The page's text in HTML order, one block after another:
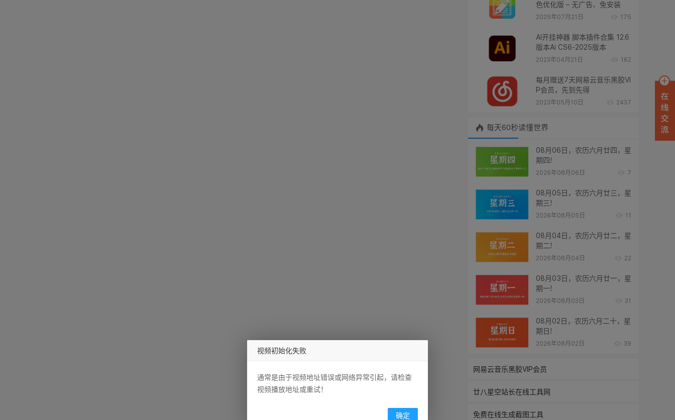
色优化版 – 无广告、免安装
2025年07月21日 175
AI开挂神器 脚本插件合集 12.6
版本Ai CS6-2025版本
2023年04月21日 162
每月赠送7天网易云音乐黑胶VI
P会员，先到先得
2023年05月10日 2437
每天60秒读懂世界
08月06日，农历六月廿四，星
期四!
2026年08月06日 7
08月05日，农历六月廿三，星
期三!
2026年08月05日 11
08月04日，农历六月廿二，星
期二!
2026年08月04日 22
08月03日，农历六月廿一，星
期一!
2026年08月03日 31
08月02日，农历六月二十，星
期日!
2026年08月02日 39
网易云音乐黑胶VIP会员
廿八星空站长在线工具网
免费在线生成截图工具
视频初始化失败
通常是由于视频地址错误或网络异常引起，请检查
视频播放地址或重试！
确定